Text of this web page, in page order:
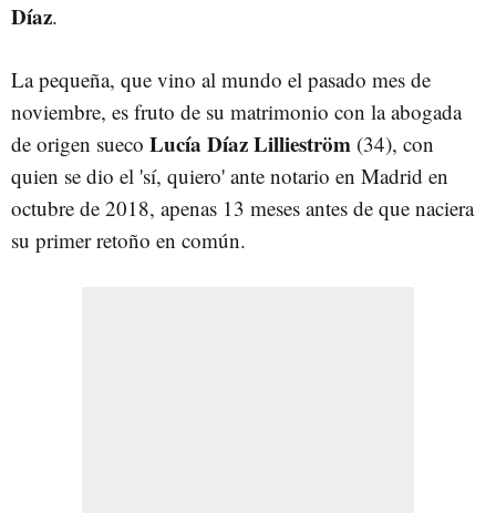
Díaz.
La pequeña, que vino al mundo el pasado mes de
noviembre, es fruto de su matrimonio con la abogada
de origen sueco Lucía Díaz Lillieström (34), con
quien se dio el 'sí, quiero' ante notario en Madrid en
octubre de 2018, apenas 13 meses antes de que naciera
su primer retoño en común.